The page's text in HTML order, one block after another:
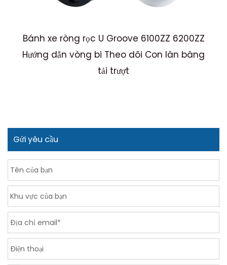
Bánh xe ròng rọc U Groove 6100ZZ 6200ZZ
Hướng dẫn vòng bi Theo dõi Con lăn băng
tải trượt
Gửi yêu cầu